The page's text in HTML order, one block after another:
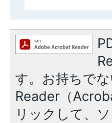
す。お持ちで
Reader（
リックして、